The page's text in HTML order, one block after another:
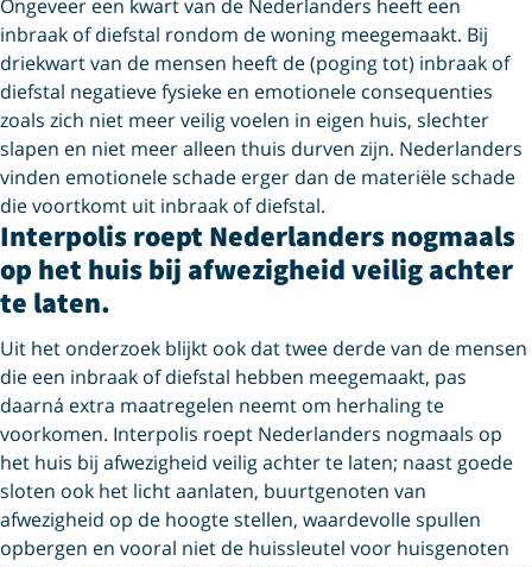
Ongeveer een kwart van de Nederlanders heeft een
inbraak of diefstal rondom de woning meegemaakt. Bij
driekwart van de mensen heeft de (poging tot) inbraak of
diefstal negatieve fysieke en emotionele consequenties
zoals zich niet meer veilig voelen in eigen huis, slechter
slapen en niet meer alleen thuis durven zijn. Nederlanders
vinden emotionele schade erger dan de materiële schade
die voortkomt uit inbraak of diefstal.
Interpolis roept Nederlanders nogmaals
op het huis bij afwezigheid veilig achter
te laten.
Uit het onderzoek blijkt ook dat twee derde van de mensen
die een inbraak of diefstal hebben meegemaakt, pas
daarná extra maatregelen neemt om herhaling te
voorkomen. Interpolis roept Nederlanders nogmaals op
het huis bij afwezigheid veilig achter te laten; naast goede
sloten ook het licht aanlaten, buurtgenoten van
afwezigheid op de hoogte stellen, waardevolle spullen
opbergen en vooral niet de huissleutel voor huisgenoten